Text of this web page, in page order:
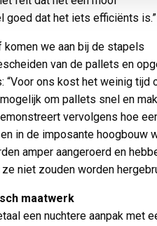
goed dat het iets efficiënts is.”
we aan bij de stapels
van de pallets en
ons kost het weinig tijd
om pallets snel en
vervolgens hoe
in de imposante hoogbouw
amper aangeroerd en
niet zouden worden
maatwerk
een nuchtere aanpak met